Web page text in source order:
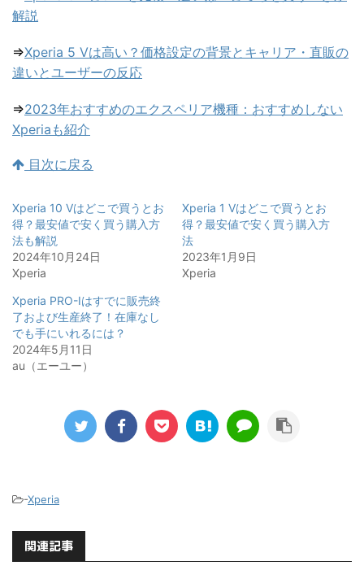
解説
⇒Xperia 5 Vは高い？価格設定の背景とキャリア・直販の
違いとユーザーの反応
⇒2023年おすすめのエクスペリア機種：おすすめしない
Xperiaも紹介
目次に戻る
Xperia 10 Vはどこで買うとお
得？最安値で安く買う購入方
法も解説
2024年10月24日
Xperia
Xperia 1 Vはどこで買うとお
得？最安値で安く買う購入方
法
2023年1月9日
Xperia
Xperia PRO-Iはすでに販売終
了および生産終了！在庫なし
でも手にいれるには？
2024年5月11日
au（エーユー）
-Xperia
関連記事